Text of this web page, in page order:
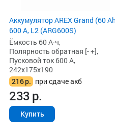
Аккумулятор AREX Grand (60
600 А, L2 (ARG600S)
Ёмкость 60 А·ч,
Полярность обратная [- +],
Пусковой ток 600 А,
242x175x190
216р. при сдаче акб
233р.
Купить